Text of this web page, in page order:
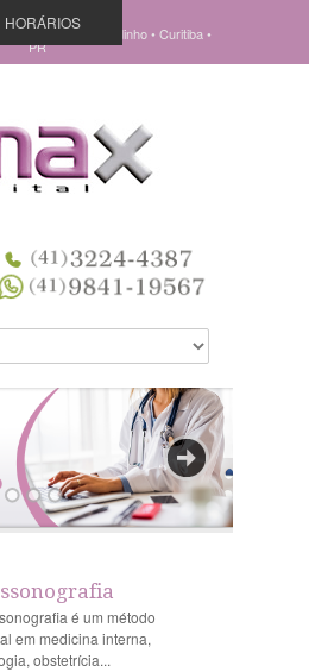
• Pç Ouvidor Pardinho • Curitiba •
PR
é um método
em medicina interna,
obstetrícia...
HORÁRIOS